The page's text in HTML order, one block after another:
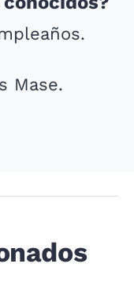
Mase.